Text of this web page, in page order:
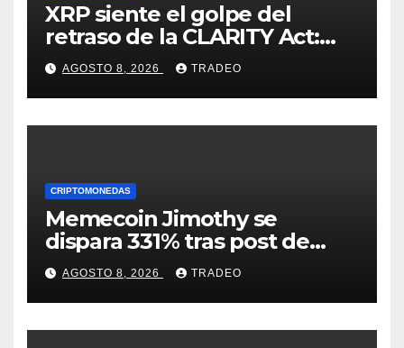
XRP siente el golpe del
retraso de la CLARITY Act:
¿Podrá mantenerse por
encima de $1?
AGOSTO 8, 2026 TRADEO
CRIPTOMONEDAS
Memecoin Jimothy se
dispara 331% tras post de
Elon Musk sobre un
mapache
AGOSTO 8, 2026 TRADEO